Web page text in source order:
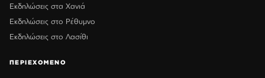
Εκδηλώσεις στα Χανιά
Εκδηλώσεις στο Ρέθυμνο
Εκδηλώσεις στο Λασίθι
ΠΕΡΙΕΧΟΜΕΝΟ